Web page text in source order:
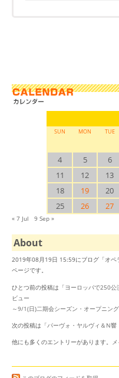
SUN MON TUE
4
5 6
11
12 13
18
19 20
25
26 27
« 7 Jul 9 Sep »
About
2019年08月19日 15:59にブログ「オペ
ページです。
ひとつ前の投稿は「ヨーロッパで250公
ビュー
～9/1(日)二期会シーズン・オープニン
次の投稿は「パーヴォ・ヤルヴィ＆N響
他にも多くのエントリーがあります。